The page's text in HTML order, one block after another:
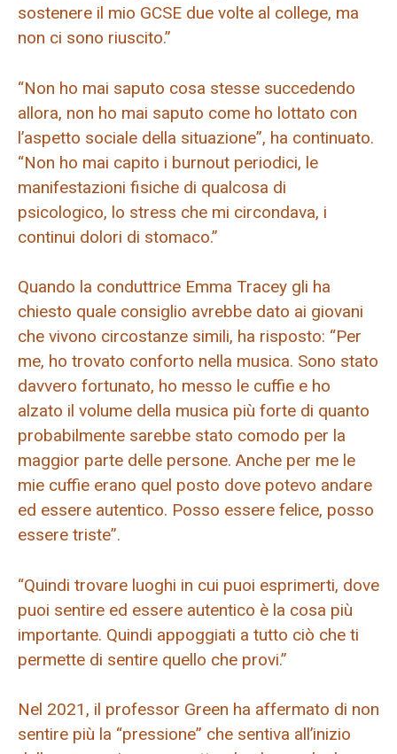
sostenere il mio GCSE due volte al college, ma
non ci sono riuscito.”
“Non ho mai saputo cosa stesse succedendo
allora, non ho mai saputo come ho lottato con
l’aspetto sociale della situazione”, ha continuato.
“Non ho mai capito i burnout periodici, le
manifestazioni fisiche di qualcosa di
psicologico, lo stress che mi circondava, i
continui dolori di stomaco.”
Quando la conduttrice Emma Tracey gli ha
chiesto quale consiglio avrebbe dato ai giovani
che vivono circostanze simili, ha risposto: “Per
me, ho trovato conforto nella musica. Sono stato
davvero fortunato, ho messo le cuffie e ho
alzato il volume della musica più forte di quanto
probabilmente sarebbe stato comodo per la
maggior parte delle persone. Anche per me le
mie cuffie erano quel posto dove potevo andare
ed essere autentico. Posso essere felice, posso
essere triste”.
“Quindi trovare luoghi in cui puoi esprimerti, dove
puoi sentire ed essere autentico è la cosa più
importante. Quindi appoggiati a tutto ciò che ti
permette di sentire quello che provi.”
Nel 2021, il professor Green ha affermato di non
sentire più la “pressione” che sentiva all’inizio